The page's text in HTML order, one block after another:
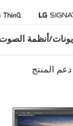
أنظمة
دعم المنتج